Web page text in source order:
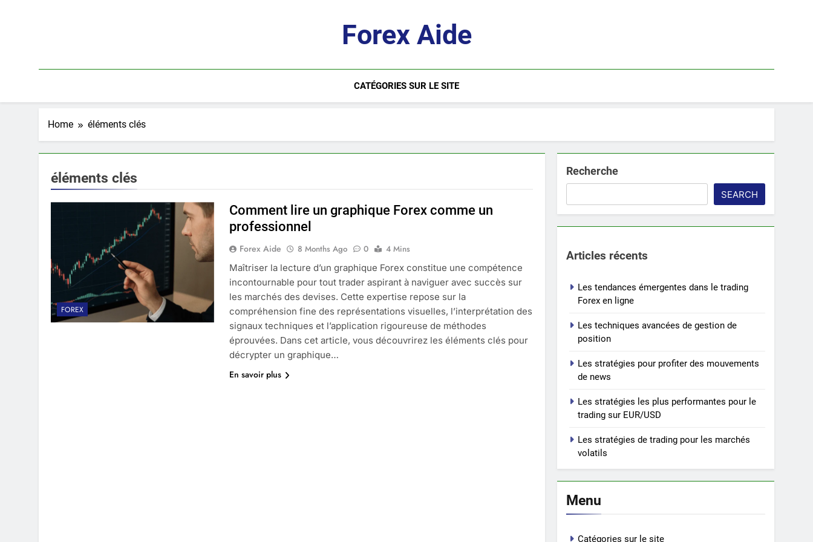
Forex Aide
CATÉGORIES SUR LE SITE
Home éléments clés
éléments clés
FOREX
Comment lire un graphique Forex comme un
professionnel
Forex Aide 8 Months Ago 0
4 Mins
Maîtriser la lecture d’un graphique Forex constitue une compétence
incontournable pour tout trader aspirant à naviguer avec succès sur
les marchés des devises. Cette expertise repose sur la
compréhension fine des représentations visuelles, l’interprétation des
signaux techniques et l’application rigoureuse de méthodes
éprouvées. Dans cet article, vous découvrirez les éléments clés pour
décrypter un graphique…
En savoir plus
Recherche
SEARCH
Articles récents
Les tendances émergentes dans le trading
Forex en ligne
Les techniques avancées de gestion de
position
Les stratégies pour profiter des mouvements
de news
Les stratégies les plus performantes pour le
trading sur EUR/USD
Les stratégies de trading pour les marchés
volatils
Menu
Catégories sur le site